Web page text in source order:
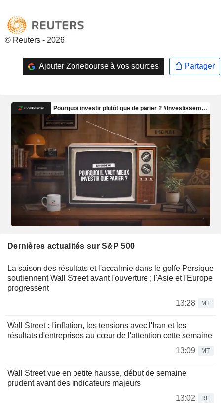
© Reuters - 2026
Ajouter Zonebourse à vos sources Partager
Dernières actualités sur S&P 500
La saison des résultats et l'accalmie dans le golfe Persique
soutiennent Wall Street avant l'ouverture ; l'Asie et l'Europe
progressent
13:28
MT
Wall Street : l'inflation, les tensions avec l'Iran et les
résultats d'entreprises au cœur de l'attention cette semaine
13:09
MT
Wall Street vue en petite hausse, début de semaine
prudent avant des indicateurs majeurs
13:02
RE